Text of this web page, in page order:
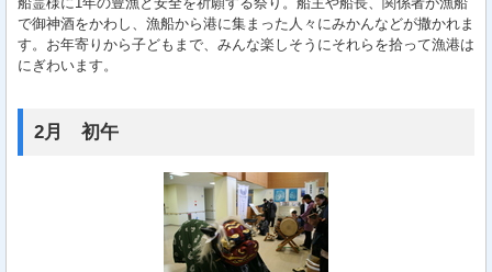
で御神酒をかわし、漁船から港に集まった人々にみかんなどが撒かれま
す。お年寄りから子どもまで、みんな楽しそうにそれらを拾って漁港は
にぎわいます。
2月 初午